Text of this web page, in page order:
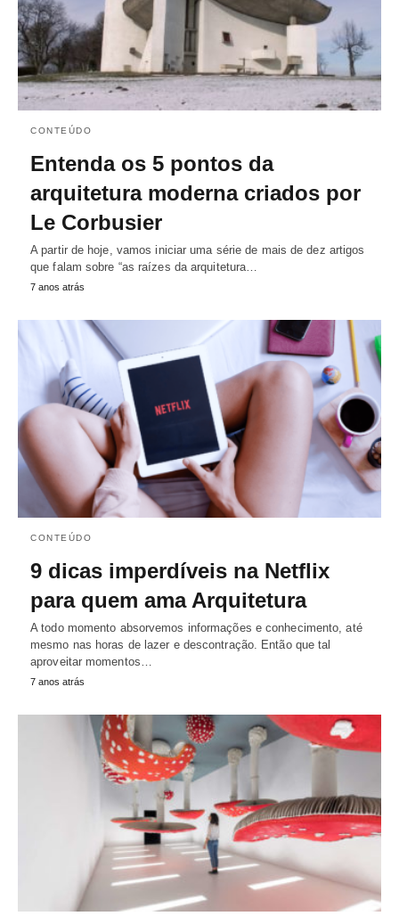
CONTEÚDO
Entenda os 5 pontos da
arquitetura moderna criados por
Le Corbusier
A partir de hoje, vamos iniciar uma série de mais de dez artigos
que falam sobre “as raízes da arquitetura…
7 anos atrás
CONTEÚDO
9 dicas imperdíveis na Netflix
para quem ama Arquitetura
A todo momento absorvemos informações e conhecimento, até
mesmo nas horas de lazer e descontração. Então que tal
aproveitar momentos…
7 anos atrás